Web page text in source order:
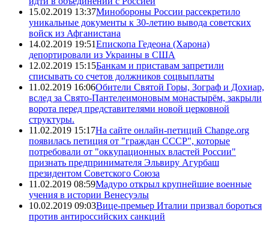
15.02.2019 13:37Минобороны России рассекретило
уникальные документы к 30-летию вывода советских
войск из Афганистана
14.02.2019 19:51Епископа Гедеона (Харона)
депортировали из Украины в США
12.02.2019 15:15Банкам и приставам запретили
списывать со счетов должников соцвыплаты
11.02.2019 16:06Обители Святой Горы, Зограф и Дохиар,
вслед за Свято-Пантелеимоновым монастырём, закрыли
ворота перед представителями новой церковной
структуры.
11.02.2019 15:17На сайте онлайн-петиций Change.org
появилась петиция от "граждан СССР", которые
потребовали от "оккупационных властей России"
признать предпринимателя Эльвиру Агурбаш
президентом Советского Союза
11.02.2019 08:59Мадуро открыл крупнейшие военные
учения в истории Венесуэлы
10.02.2019 09:03Вице-премьер Италии призвал бороться
против антироссийских санкций